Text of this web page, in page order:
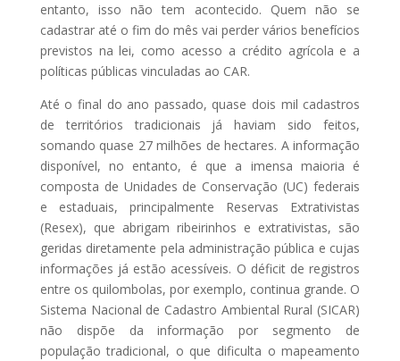
entanto, isso não tem acontecido. Quem não se
cadastrar até o fim do mês vai perder vários benefícios
previstos na lei, como acesso a crédito agrícola e a
políticas públicas vinculadas ao CAR.
Até o final do ano passado, quase dois mil cadastros
de territórios tradicionais já haviam sido feitos,
somando quase 27 milhões de hectares. A informação
disponível, no entanto, é que a imensa maioria é
composta de Unidades de Conservação (UC) federais
e estaduais, principalmente Reservas Extrativistas
(Resex), que abrigam ribeirinhos e extrativistas, são
geridas diretamente pela administração pública e cujas
informações já estão acessíveis. O déficit de registros
entre os quilombolas, por exemplo, continua grande. O
Sistema Nacional de Cadastro Ambiental Rural (SICAR)
não dispõe da informação por segmento de
população tradicional, o que dificulta o mapeamento